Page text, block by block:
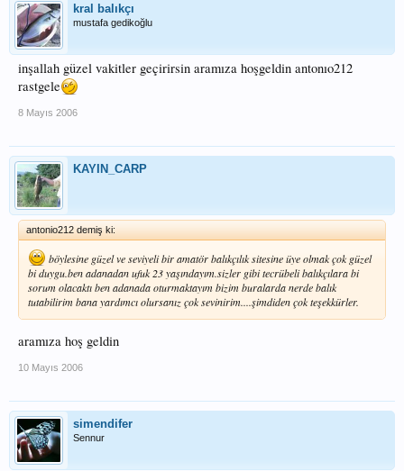
kral balıkçı
mustafa gedikoğlu
inşallah güzel vakitler geçirirsin aramıza hoşgeldin antonıo212
rastgele
8 Mayıs 2006
KAYIN_CARP
antonio212 demiş ki:
böylesine güzel ve seviyeli bir amatör balıkçılık sitesine üye olmak çok güzel
bi duygu.ben adanadan ufuk 23 yaşındayım.sizler gibi tecrübeli balıkçılara bi
sorum olacaktı ben adanada oturmaktayım bizim buralarda nerde balık
tutabilirim bana yardımcı olursanız çok sevinirim....şimdiden çok teşekkürler.
aramıza hoş geldin
10 Mayıs 2006
simendifer
Sennur